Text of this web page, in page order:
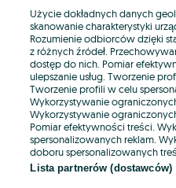
E-mail
Hasło
Użycie dokładnych danych
skanowanie charakterystyki
Rozumienie odbiorców dzięki
z różnych źródeł.
dostęp do nich. Pomiar
ulepszanie usług. Tworzenie
Tworzenie profili w celu
Wykorzystywanie
Wykorzystywanie
Pomiar efektywności treści.
spersonalizowanych reklam.
doboru spersonalizowanych
Lista partnerów (dostawców)